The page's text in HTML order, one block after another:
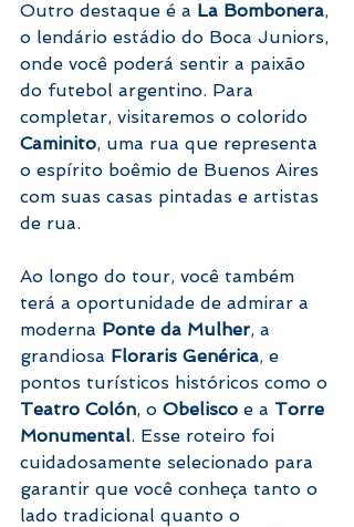
Outro destaque é a La Bombonera,
o lendário estádio do Boca Juniors,
onde você poderá sentir a paixão
do futebol argentino. Para
completar, visitaremos o colorido
Caminito, uma rua que representa
o espírito boêmio de Buenos Aires
com suas casas pintadas e artistas
de rua.
Ao longo do tour, você também
terá a oportunidade de admirar a
moderna Ponte da Mulher, a
grandiosa Floraris Genérica, e
pontos turísticos históricos como o
Teatro Colón, o Obelisco e a Torre
Monumental. Esse roteiro foi
cuidadosamente selecionado para
garantir que você conheça tanto o
lado tradicional quanto o